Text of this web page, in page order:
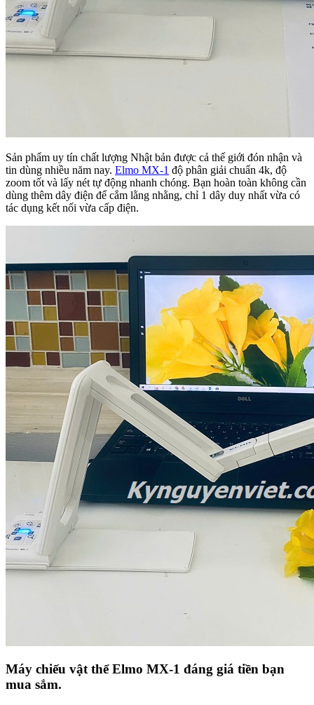
Sản phẩm uy tín chất lượng Nhật bản được cả thế giới đón nhận và
tin dùng nhiều năm nay. Elmo MX-1 độ phân giải chuẩn 4k, độ
zoom tốt và lấy nét tự động nhanh chóng. Bạn hoàn toàn không cần
dùng thêm dây điện để cắm lằng nhằng, chỉ 1 dây duy nhất vừa có
tác dụng kết nối vừa cấp điện.
Máy chiếu vật thể Elmo MX-1 đáng giá tiền bạn
mua sắm.